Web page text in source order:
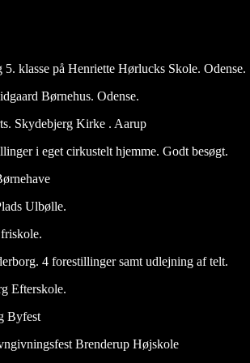
klasse på Henriette Hørlucks Skole. Odense.
Børnehus. Odense.
Skydebjerg Kirke . Aarup
i eget cirkustelt hjemme. Godt besøgt.
Ulbølle.
4 forestillinger samt udlejning af telt.
Efterskole.
Byfest
Brenderup Højskole